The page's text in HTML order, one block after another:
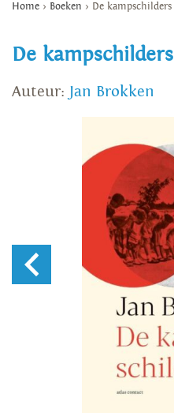
Home > Boeken > De kampschilders
De kampschilders
Auteur: Jan Brokken